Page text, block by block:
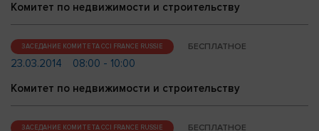
Комитет по недвижимости и строительству
ЗАСЕДАНИЕ КОМИТЕТА CCI FRANCE RUSSIE БЕСПЛАТНОЕ
23.03.2014
08:00 - 10:00
Комитет по недвижимости и строительству
ЗАСЕДАНИЕ КОМИТЕТА CCI FRANCE RUSSIE БЕСПЛАТНОЕ